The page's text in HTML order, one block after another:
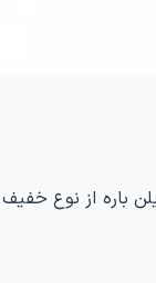
باره از نوع خفیف